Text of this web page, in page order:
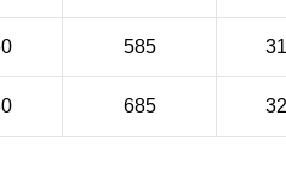
585
685